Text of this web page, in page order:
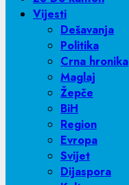
Vijesti
Dešavanja
Politika
Crna hronika
Maglaj
Žepče
BiH
Region
Evropa
Svijet
Dijaspora